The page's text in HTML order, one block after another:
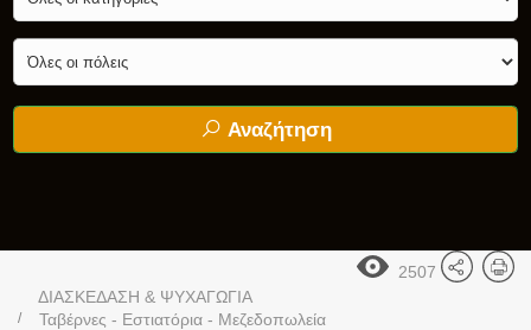
Αναζήτηση
2507
ΔΙΑΣΚΕΔΑΣΗ & ΨΥΧΑΓΩΓΙΑ
Ταβέρνες - Εστιατόρια - Μεζεδοπωλεία